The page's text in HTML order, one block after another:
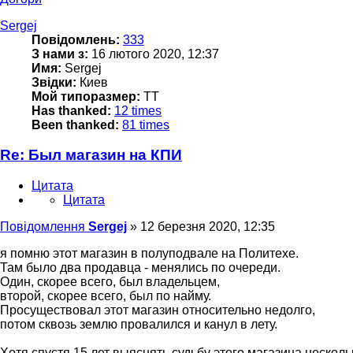
Sergej
Повідомлень: 333
З нами з: 16 лютого 2020, 12:37
Имя: Sergej
Звідки: Киев
Мой типоразмер: TT
Has thanked: 12 times
Been thanked: 81 times
Re: Был магазин на КПИ
Цитата
Цитата
Повідомлення Sergej » 12 березня 2020, 12:35
я помню этот магазин в полуподвале на Политехе.
Там было два продавца - менялись по очереди.
Один, скорее всего, был владельцем,
второй, скорее всего, был по найму.
Просуществовал этот магазин относительно недолго,
потом сквозь землю провалился и канул в лету.